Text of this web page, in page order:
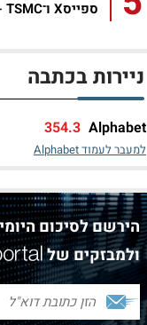
ספייסX ו־TSMC - ומוכרת מניות...
ניירות בכתבה
Alphabet
354.3
למעבר לעמוד Alphabet
הירשם לסיכום
ולמבזקים של